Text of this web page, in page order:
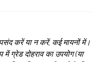
करें या न करें, कई मायनों में।
ग्रेड दोहराव का उपयोग (या